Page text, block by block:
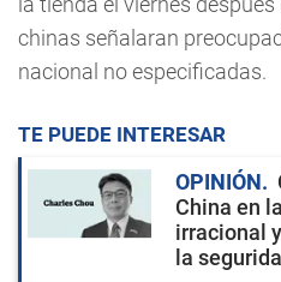
chinas señalaran
nacional no especificadas.
TE PUEDE INTERESAR
OPINIÓN
China en
irracional
la